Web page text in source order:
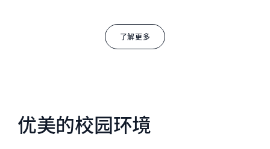
了解更多
优美的校园环境